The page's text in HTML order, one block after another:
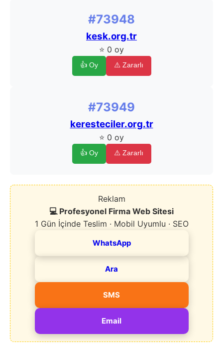
#73948
kesk.org.tr
⭐ 0 oy
👍 Oy ⚠️ Zararlı
#73949
keresteciler.org.tr
⭐ 0 oy
👍 Oy ⚠️ Zararlı
Reklam
💻 Profesyonel Firma Web Sitesi
1 Gün İçinde Teslim · Mobil Uyumlu · SEO
WhatsApp
Ara
SMS
Email